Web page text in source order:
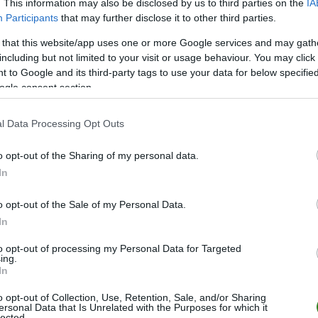
This information may also be disclosed by us to third parties on the
Participants that may further disclose it to other third parties.
that this website/app uses one or more Google services and may
but not limited to your visit or usage behaviour. You may
to Google and its third-party tags to use your data for below
consent section.
Data Processing Opt Outs
opt-out of the Sharing of my personal data.
opt-out of the Sale of my Personal Data.
opt-out of processing my Personal Data for Targeted
opt-out of Collection, Use, Retention, Sale, and/or Sharing
Data that Is Unrelated with the Purposes for which it
II
14.
II
13.
II
6.
II